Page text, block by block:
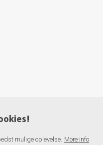
mulige oplevelse. More info